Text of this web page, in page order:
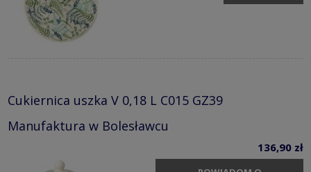
Cukiernica uszka V 0,18 L C015 GZ39
Manufaktura w Bolesławcu
136,90 zł